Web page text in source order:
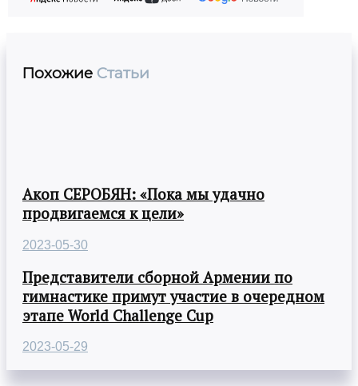
Похожие Статьи
Акоп СЕРОБЯН: «Пока мы удачно
продвигаемся к цели»
2023-05-30
Представители сборной Армении по
гимнастике примут участие в очередном
этапе World Challenge Cup
2023-05-29